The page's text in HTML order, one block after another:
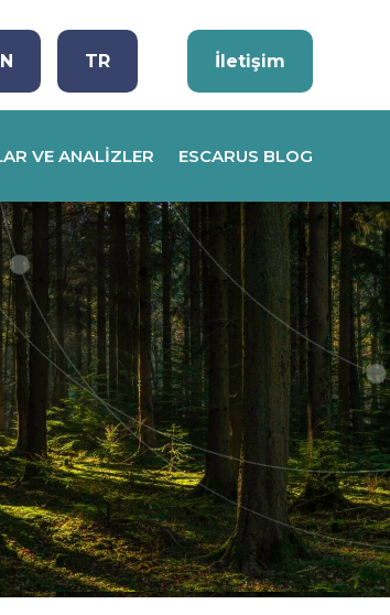
TR İletişim
VE ANALIZLER ESCARUS BLOG